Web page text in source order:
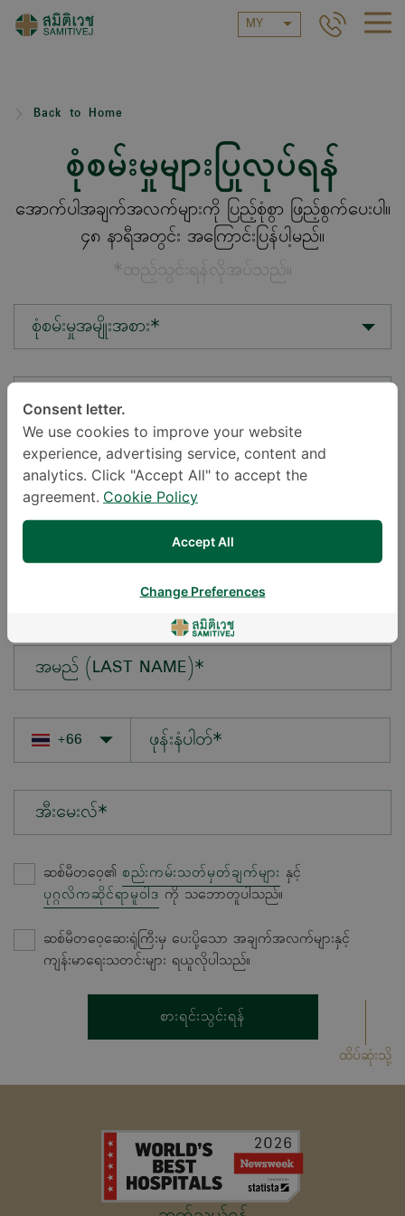
MY
Back to Home
စုံစမ်းမှုများပြုလုပ်ရန်
အောက်ပါအချက်အလက်များကို ပြည့်စုံစွာ ဖြည့်စွက်ပေးပါ။
၄၈ နာရီအတွင်း အကြောင်းပြန်ပါ့မည်။
*ထည့်သွင်းရန်လိုအပ်သည်။
စုံစမ်းမှုအမျိုးအစား*
တည်နေရာ*
မေးလိုသောမေးခွန်း*
အမည် (FIRST NAME)*
အမည် (LAST NAME)*
အီးမေးလ်*
ဆစ်မီတဝေ့၏ စည်းကမ်းသတ်မှတ်ချက်များ နှင့်
ပုဂ္ဂလိကဆိုင်ရာမူဝါဒ ကို သဘောတူပါသည်။
ဆစ်မီတဝေ့ဆေးရုံကြီးမှ ပေးပို့သော အချက်အလက်များနှင့်
ကျန်းမာရေးသတင်းများ ရယူလိုပါသည်။
စားရင်းသွင်းရန်
ထိပ်ဆုံးသို့
Consent letter.
We use cookies to improve your website
experience, advertising service, content and
analytics. Click "Accept All" to accept the
agreement. Cookie Policy
Accept All
Change Preferences